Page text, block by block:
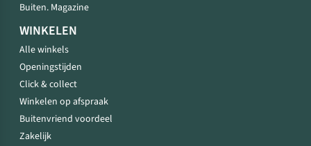
Buiten. Magazine
WINKELEN
Alle winkels
Openingstijden
Click & collect
Winkelen op afspraak
Buitenvriend voordeel
Zakelijk